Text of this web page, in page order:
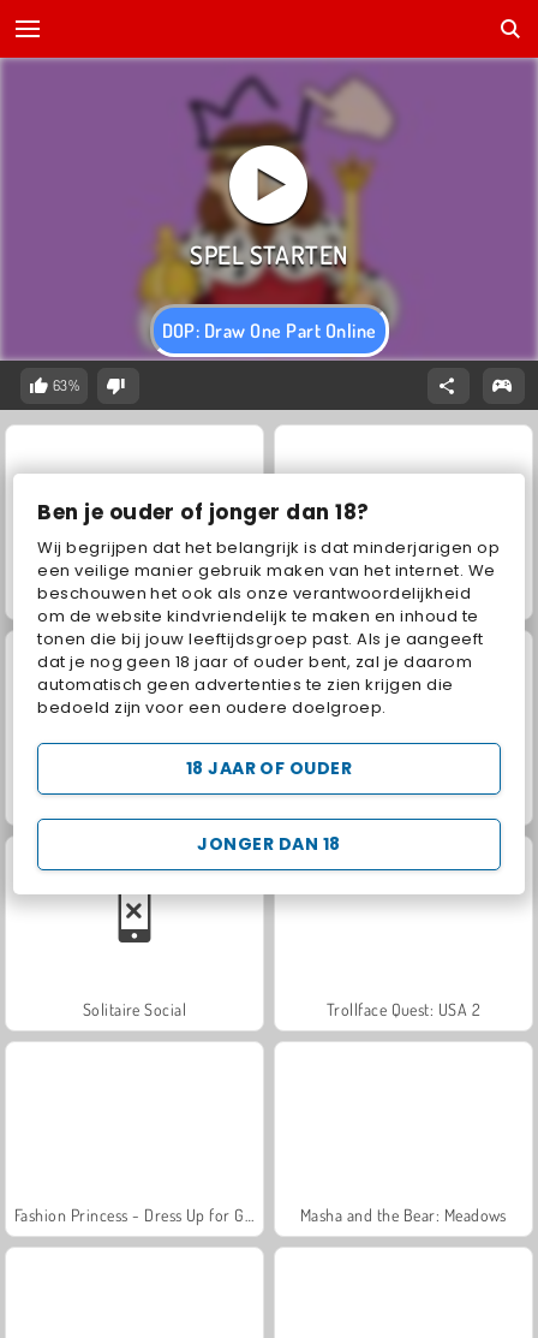
Ben je ouder of jonger dan 18?
Wij begrijpen dat het belangrijk is dat minderjarigen op
een veilige manier gebruik maken van het internet. We
beschouwen het ook als onze verantwoordelijkheid
om de website kindvriendelijk te maken en inhoud te
tonen die bij jouw leeftijdsgroep past. Als je aangeeft
dat je nog geen 18 jaar of ouder bent, zal je daarom
automatisch geen advertenties te zien krijgen die
bedoeld zijn voor een oudere doelgroep.
JONGER DAN 18
18 JAAR OF OUDER
DOP: Draw One Part Online
63%
Grand Mahjong Connect Jewel Garden Story
Solitaire Social Trollface Quest: USA 2
Masha and the Bear: Meadows